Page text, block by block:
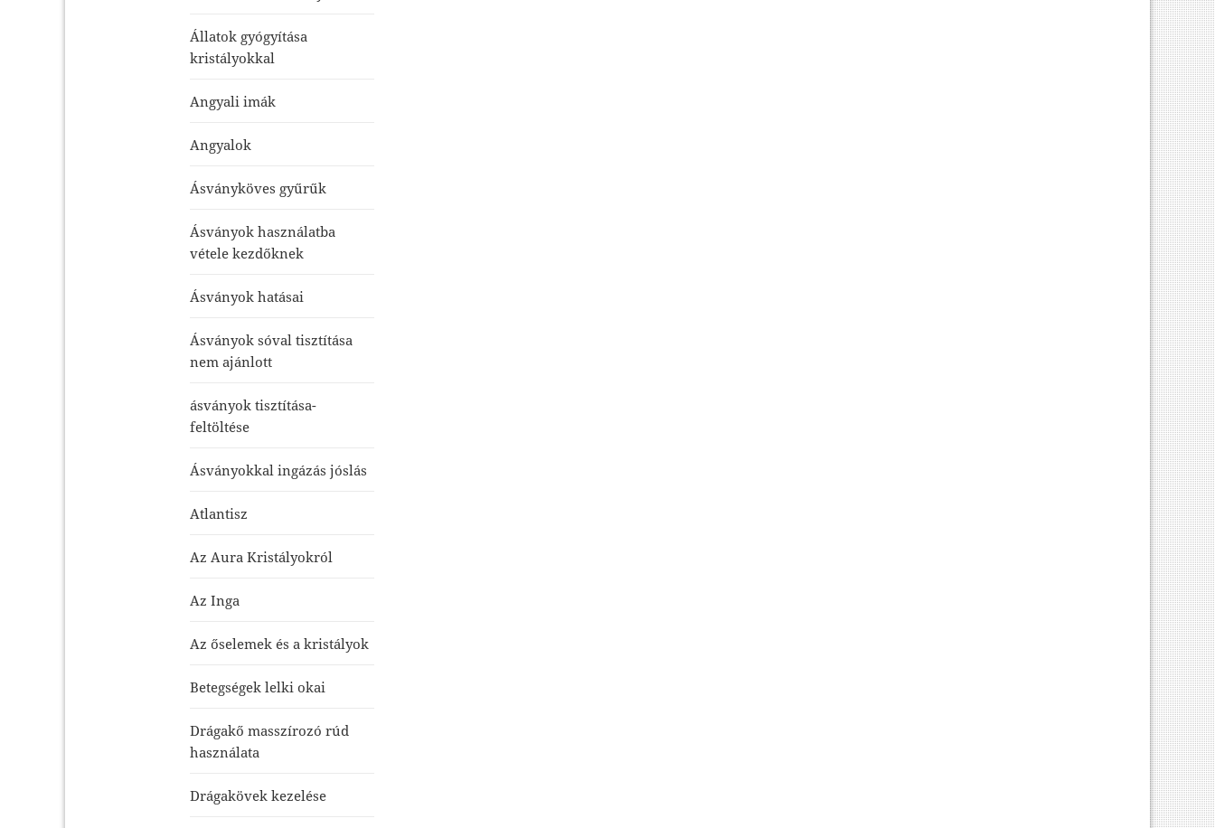
Állatok gyógyítása
kristályokkal
Angyali imák
Angyalok
Ásványköves gyűrűk
Ásványok használatba
vétele kezdőknek
Ásványok hatásai
Ásványok sóval tisztítása
nem ajánlott
ásványok tisztítása-
feltöltése
Ásványokkal ingázás jóslás
Atlantisz
Az Aura Kristályokról
Az Inga
Az őselemek és a kristályok
Betegségek lelki okai
Drágakő masszírozó rúd
használata
Drágakövek kezelése